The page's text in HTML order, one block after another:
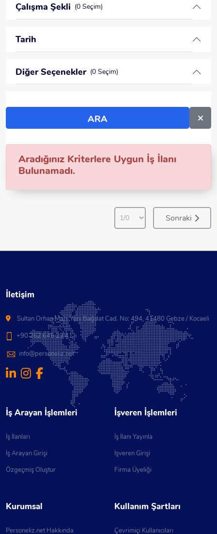
Çalışma Şekli (0 Seçim)
Tarih
Diğer Seçenekler (0 Seçim)
Aradığınız Kriterlere Uygun İş İlanı
Bulunamadı.
Sonraki
İletişim
Sultan Orhan Mah. Yeni Bağdat Cad. No: 494, 41480 Gebze / Kocaeli
+90 262 646 23 41
info@personeliz.net
İş Arayan İşlemleri
İş İlanları
İş Arayan Girişi
Özgeçmiş Oluştur
İşveren İşlemleri
İş İlanı Yayınla
İşveren Girişi
Firma Üyeliği
Kurumsal
Personeliz.net Hakkında
Kullanım Şartları
Çevrimiçi Kullanıcıları